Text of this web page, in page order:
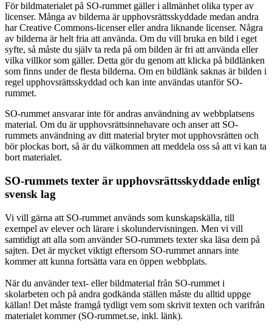
För bildmaterialet på SO-rummet gäller i allmänhet olika typer av
licenser. Många av bilderna är upphovsrättsskyddade medan andra
har Creative Commons-licenser eller andra liknande licenser. Några
av bilderna är helt fria att använda. Om du vill bruka en bild i eget
syfte, så måste du själv ta reda på om bilden är fri att använda eller
vilka villkor som gäller. Detta gör du genom att klicka på bildlänken
som finns under de flesta bilderna. Om en bildlänk saknas är bilden i
regel upphovsrättsskyddad och kan inte användas utanför SO-
rummet.
SO-rummet ansvarar inte för andras användning av webbplatsens
material. Om du är upphovsrättsinnehavare och anser att SO-
rummets användning av ditt material bryter mot upphovsrätten och
bör plockas bort, så är du välkommen att meddela oss så att vi kan ta
bort materialet.
SO-rummets texter är upphovsrättsskyddade enligt
svensk lag
Vi vill gärna att SO-rummet används som kunskapskälla, till
exempel av elever och lärare i skolundervisningen. Men vi vill
samtidigt att alla som använder SO-rummets texter ska läsa dem på
sajten. Det är mycket viktigt eftersom SO-rummet annars inte
kommer att kunna fortsätta vara en öppen webbplats.
När du använder text- eller bildmaterial från SO-rummet i
skolarbeten och på andra godkända ställen måste du alltid uppge
källan! Det måste framgå tydligt vem som skrivit texten och varifrån
materialet kommer (SO-rummet.se, inkl. länk).